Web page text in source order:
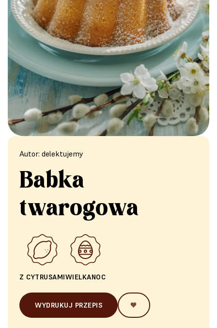
Autor: delektujemy
Babka
twarogowa
Z CYTRUSAMIWIELKANOC
WYDRUKUJ PRZEPIS 🧡